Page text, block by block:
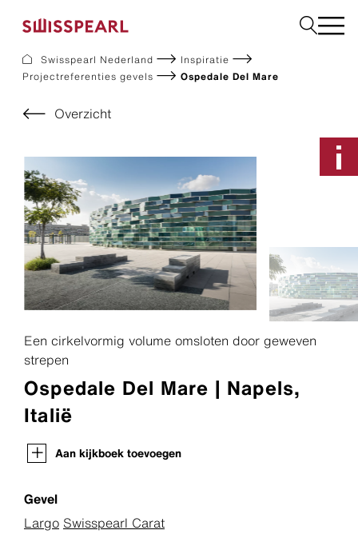
Bedrijf
Services
Inspiratie
Monster aanvragen
Duurzaamheid
Gevel
Bouw
Downloads
Swisspearl Nederland
Inspiratie
Projectreferenties gevels
Ospedale Del Mare
Overzicht
Een cirkelvormig volume omsloten door geweven
strepen
Ospedale Del Mare | Napels,
Italië
Aan kijkboek toevoegen
Gevel
Largo Swisspearl Carat